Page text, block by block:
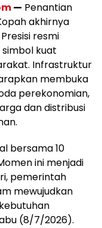
— Penantian
akhirnya
resmi
kuat
Infrastruktur
membuka
perekonomian,
dan distribusi
bersama 10
ini menjadi
pemerintah
mewujudkan
(8/7/2026).